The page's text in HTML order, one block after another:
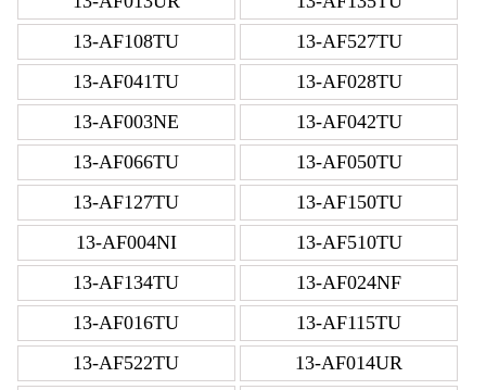
13-AF108TU
13-AF527TU
13-AF041TU
13-AF028TU
13-AF003NE
13-AF042TU
13-AF066TU
13-AF050TU
13-AF127TU
13-AF150TU
13-AF004NI
13-AF510TU
13-AF134TU
13-AF024NF
13-AF016TU
13-AF115TU
13-AF522TU
13-AF014UR